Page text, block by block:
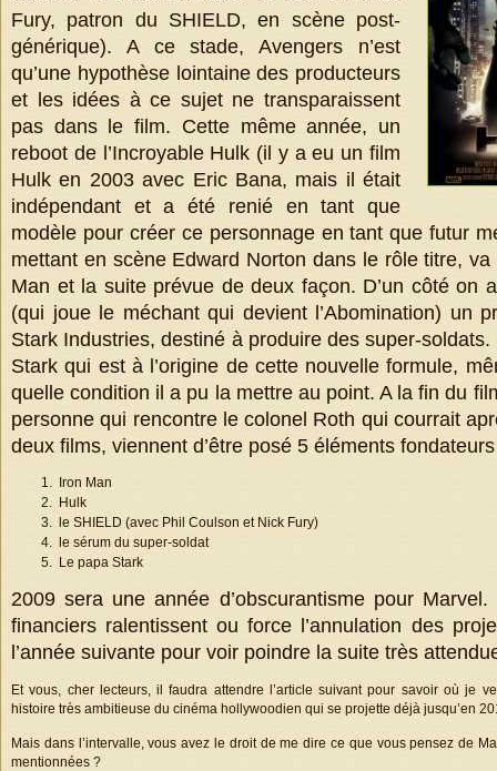
Fury, patron du SHIELD, en scène post-
générique). A ce stade, Avengers n’est
qu’une hypothèse lointaine des producteurs
et les idées à ce sujet ne transparaissent
pas dans le film. Cette même année, un
reboot de l’Incroyable Hulk (il y a eu un film
Hulk en 2003 avec Eric Bana, mais il était
indépendant et a été renié en tant que
modèle pour créer ce personnage en tant que futur
mettant en scène Edward Norton dans le rôle titre,
Man et la suite prévue de deux façon. D’un côté on
(qui joue le méchant qui devient l’Abomination) un
Stark Industries, destiné à produire des super-soldats.
Stark qui est à l’origine de cette nouvelle formule,
quelle condition il a pu la mettre au point. A la fin du
personne qui rencontre le colonel Roth qui courrait
deux films, viennent d’être posé 5 éléments
Iron Man
Hulk
le SHIELD (avec Phil Coulson et Nick Fury)
le sérum du super-soldat
Le papa Stark
2009 sera une année d’obscurantisme pour
financiers ralentissent ou force l’annulation des
l’année suivante pour voir poindre la suite très
Et vous, cher lecteurs, il faudra attendre l’article suivant pour savoir où je
histoire très ambitieuse du cinéma hollywoodien qui se projette déjà jusqu’en
Mais dans l’intervalle, vous avez le droit de me dire ce que vous pensez de
mentionnées ?